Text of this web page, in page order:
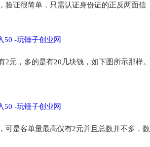
验证很简单，只需认证身份证的正反两面信
元，多的是有20几块钱，如下图所示那样。
可是客单量最高仅有2元并且总数并不多，数